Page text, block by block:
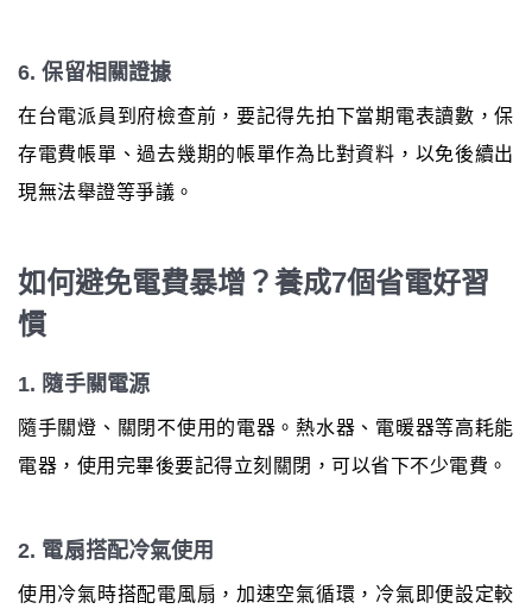
6. 保留相關證據
在台電派員到府檢查前，要記得先拍下當期電表讀數，保
存電費帳單、過去幾期的帳單作為比對資料，以免後續出
現無法舉證等爭議。
如何避免電費暴增？養成7個省電好習
慣
1. 隨手關電源
隨手關燈、關閉不使用的電器。熱水器、電暖器等高耗能
電器，使用完畢後要記得立刻關閉，可以省下不少電費。
2. 電扇搭配冷氣使用
使用冷氣時搭配電風扇，加速空氣循環，冷氣即便設定較